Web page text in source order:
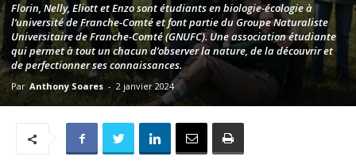
Florin, Nelly, Eliott et Enzo sont étudiants en biologie-écologie à
l’université de Franche-Comté et font partie du Groupe Naturaliste
Universitaire de Franche-Comté (GNUFC). Une association étudiante
qui permet à tout un chacun d’observer la nature, de la découvrir et
de perfectionner ses connaissances.
Par Anthony Soares - 2 janvier 2024